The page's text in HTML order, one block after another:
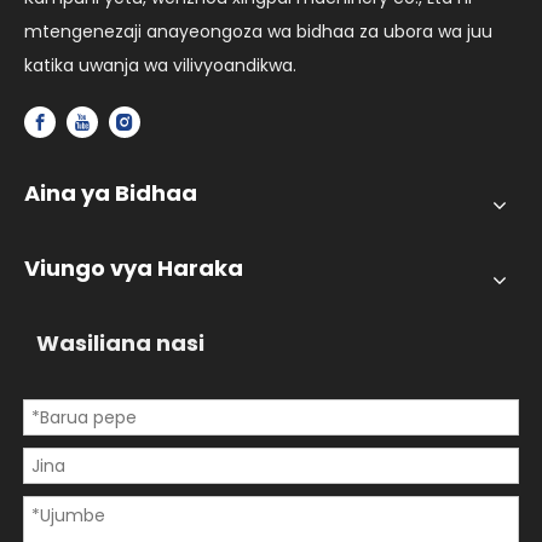
mtengenezaji anayeongoza wa bidhaa za ubora wa juu
katika uwanja wa vilivyoandikwa.
Aina ya Bidhaa
Viungo vya Haraka
Wasiliana nasi